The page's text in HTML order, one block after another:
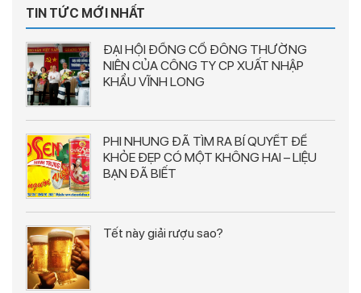
TIN TỨC MỚI NHẤT
ĐẠI HỘI ĐỒNG CỔ ĐÔNG THƯỜNG
NIÊN CỦA CÔNG TY CP XUẤT NHẬP
KHẨU VĨNH LONG
PHI NHUNG ĐÃ TÌM RA BÍ QUYẾT ĐỂ
KHỎE ĐẸP CÓ MỘT KHÔNG HAI – LIỆU
BẠN ĐÃ BIẾT
Tết này giải rượu sao?